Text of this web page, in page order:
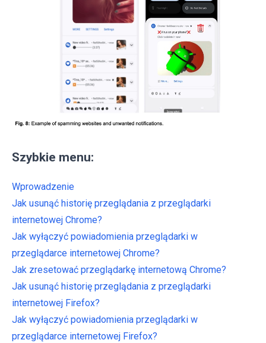
Szybkie menu:
Wprowadzenie
Jak usunąć historię przeglądania z przeglądarki
internetowej Chrome?
Jak wyłączyć powiadomienia przeglądarki w
przeglądarce internetowej Chrome?
Jak zresetować przeglądarkę internetową Chrome?
Jak usunąć historię przeglądania z przeglądarki
internetowej Firefox?
Jak wyłączyć powiadomienia przeglądarki w
przeglądarce internetowej Firefox?